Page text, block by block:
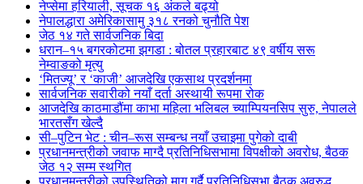
नेप्सेमा हरियाली, सूचक १६ अंकले बढ्यो
नेपालद्धारा अमेरिकासामु ३१८ रनको चुनौति पेश
जेठ १४ गते सार्वजनिक बिदा
धरान–१५ बगरकोटमा झगडा : बोतल प्रहारबाट ४९ वर्षीय सरू
नेम्वाङको मृत्यु
‘मितज्यू’ र ‘काजी’ आजदेखि एकसाथ प्रदर्शनमा
सार्वजनिक सवारीको नयाँ दर्ता अस्थायी रूपमा रोक
आजदेखि काठमाडौंमा काभा महिला भलिबल च्याम्पियनसिप सुरु, नेपालले
भारतसँग खेल्दै
सी–पुटिन भेट : चीन–रूस सम्बन्ध नयाँ उचाइमा पुगेको दाबी
प्रधानमन्त्रीको जवाफ माग्दै प्रतिनिधिसभामा विपक्षीको अवरोध, बैठक
जेठ १२ सम्म स्थगित
प्रधानमन्त्रीको उपस्थितिको माग गर्दै प्रतिनिधिसभा बैठक अवरुद्ध